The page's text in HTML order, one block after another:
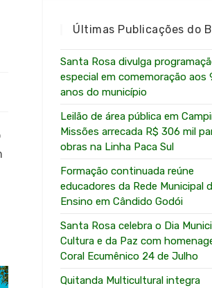
Últimas Publicações do
Santa Rosa divulga
especial em comemoração aos
anos do município
Leilão de área pública em
Missões arrecada R$ 306 mil
obras na Linha Paca Sul
Formação continuada reúne
educadores da Rede Municipal
Ensino em Cândido Godói
Santa Rosa celebra o Dia
Cultura e da Paz com
Coral Ecumênico 24 de Julho
Quitanda Multicultural integra